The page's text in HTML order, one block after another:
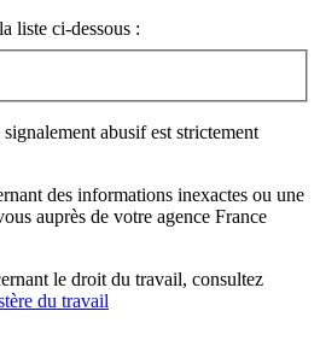
liste ci-dessous :
abusif est strictement
des informations inexactes ou une
auprès de votre agence France
le droit du travail, consultez
du travail